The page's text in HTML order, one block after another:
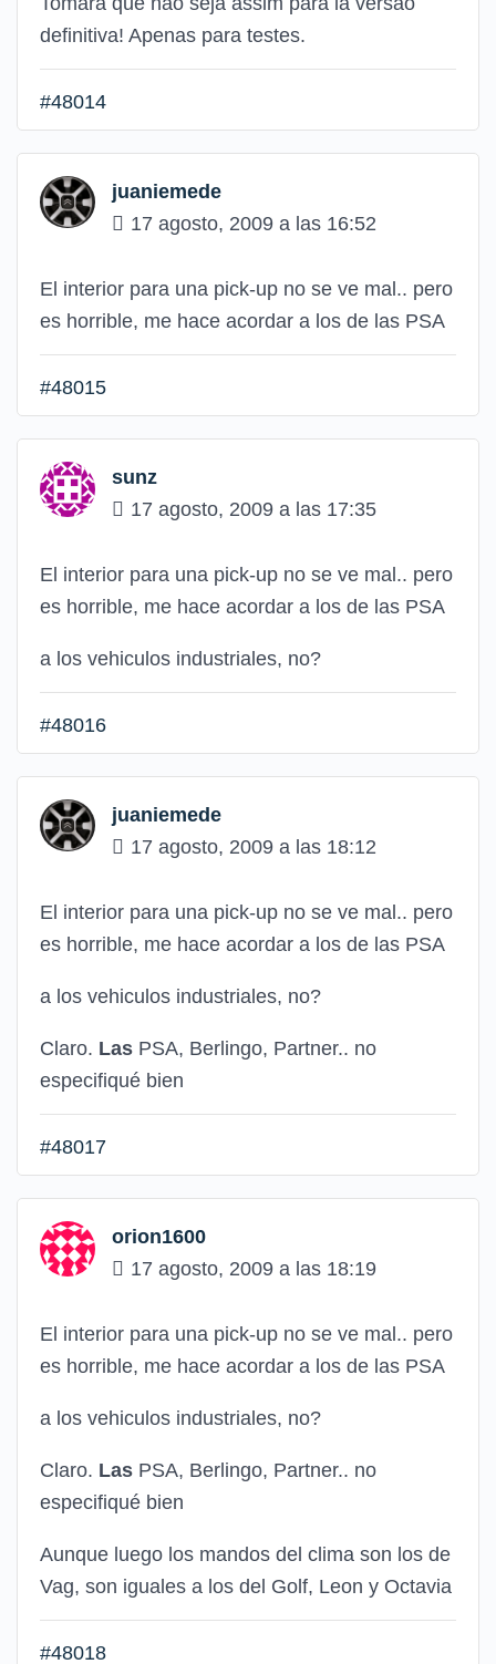
definitiva! Apenas para testes.
#48014
juaniemede
17 agosto, 2009 a las 16:52
El interior para una pick-up no se ve mal.. pero
es horrible, me hace acordar a los de las PSA
#48015
sunz
17 agosto, 2009 a las 17:35
El interior para una pick-up no se ve mal.. pero
es horrible, me hace acordar a los de las PSA
a los vehiculos industriales, no?
#48016
juaniemede
17 agosto, 2009 a las 18:12
El interior para una pick-up no se ve mal.. pero
es horrible, me hace acordar a los de las PSA
a los vehiculos industriales, no?
Claro. Las PSA, Berlingo, Partner.. no
especifiqué bien
#48017
orion1600
17 agosto, 2009 a las 18:19
El interior para una pick-up no se ve mal.. pero
es horrible, me hace acordar a los de las PSA
a los vehiculos industriales, no?
Claro. Las PSA, Berlingo, Partner.. no
especifiqué bien
Aunque luego los mandos del clima son los de
Vag, son iguales a los del Golf, Leon y Octavia
#48018